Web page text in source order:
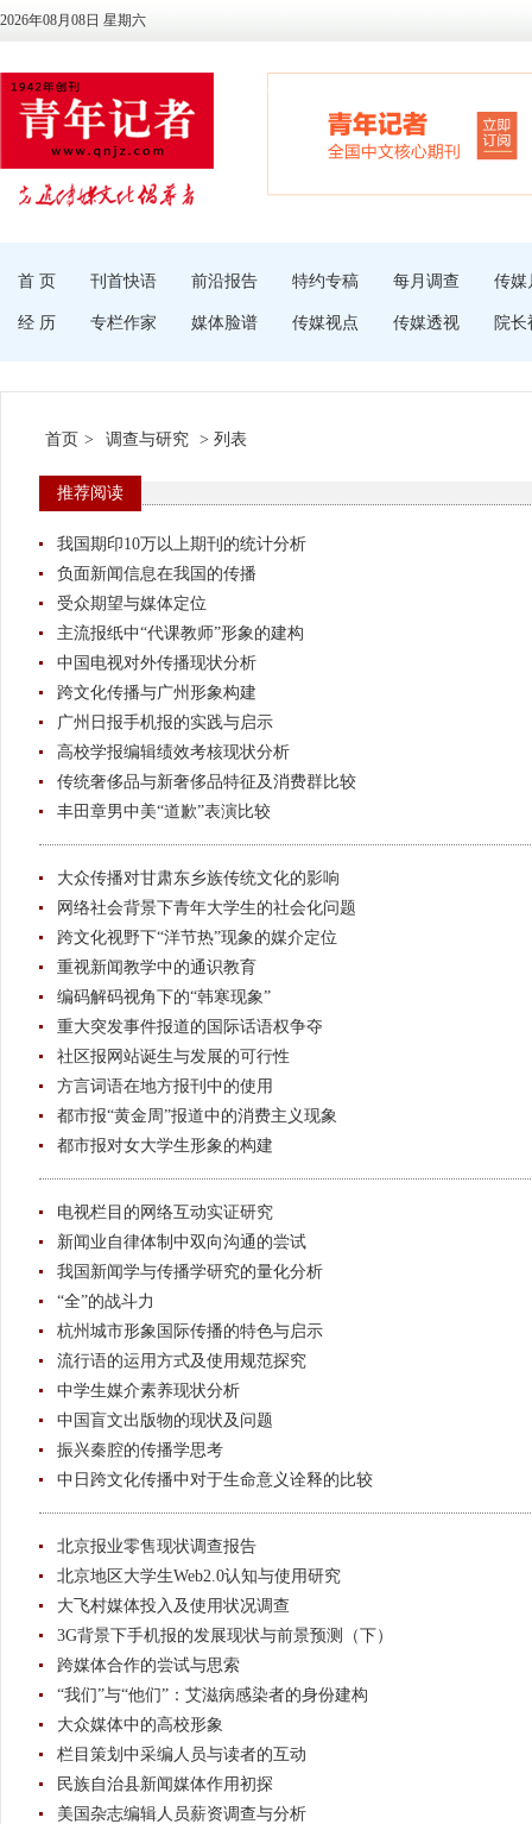
2026年08月08日 星期六
首 页 刊首快语 前沿报告 特约专稿 每月调查 传媒
经 历 专栏作家 媒体脸谱 传媒视点 传媒透视 院长
首页 > 调查与研究 > 列表
推荐阅读
我国期印10万以上期刊的统计分析
负面新闻信息在我国的传播
受众期望与媒体定位
主流报纸中“代课教师”形象的建构
中国电视对外传播现状分析
跨文化传播与广州形象构建
广州日报手机报的实践与启示
高校学报编辑绩效考核现状分析
传统奢侈品与新奢侈品特征及消费群比较
丰田章男中美“道歉”表演比较
大众传播对甘肃东乡族传统文化的影响
网络社会背景下青年大学生的社会化问题
跨文化视野下“洋节热”现象的媒介定位
重视新闻教学中的通识教育
编码解码视角下的“韩寒现象”
重大突发事件报道的国际话语权争夺
社区报网站诞生与发展的可行性
方言词语在地方报刊中的使用
都市报“黄金周”报道中的消费主义现象
都市报对女大学生形象的构建
电视栏目的网络互动实证研究
新闻业自律体制中双向沟通的尝试
我国新闻学与传播学研究的量化分析
“全”的战斗力
杭州城市形象国际传播的特色与启示
流行语的运用方式及使用规范探究
中学生媒介素养现状分析
中国盲文出版物的现状及问题
振兴秦腔的传播学思考
中日跨文化传播中对于生命意义诠释的比较
北京报业零售现状调查报告
北京地区大学生Web2.0认知与使用研究
大飞村媒体投入及使用状况调查
3G背景下手机报的发展现状与前景预测（下）
跨媒体合作的尝试与思索
“我们”与“他们”：艾滋病感染者的身份建构
大众媒体中的高校形象
栏目策划中采编人员与读者的互动
民族自治县新闻媒体作用初探
美国杂志编辑人员薪资调查与分析